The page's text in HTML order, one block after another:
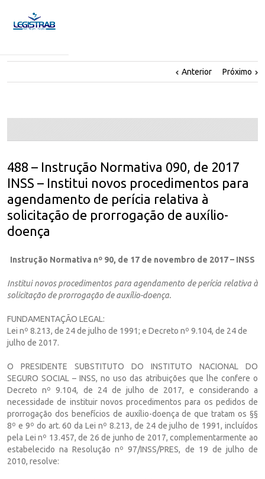
Anterior Próximo
488 – Instrução Normativa 090, de 2017
INSS – Institui novos procedimentos para
agendamento de perícia relativa à
solicitação de prorrogação de auxílio-
doença
Instrução Normativa nº 90, de 17 de novembro de 2017 – INSS
Institui novos procedimentos para agendamento de perícia relativa à
solicitação de prorrogação de auxílio-doença.
FUNDAMENTAÇÃO LEGAL:
Lei nº 8.213, de 24 de julho de 1991; e Decreto nº 9.104, de 24 de
julho de 2017.
O PRESIDENTE SUBSTITUTO DO INSTITUTO NACIONAL DO
SEGURO SOCIAL – INSS, no uso das atribuições que lhe confere o
Decreto nº 9.104, de 24 de julho de 2017, e considerando a
necessidade de instituir novos procedimentos para os pedidos de
prorrogação dos benefícios de auxílio-doença de que tratam os §§
8º e 9º do art. 60 da Lei nº 8.213, de 24 de julho de 1991, incluídos
pela Lei nº 13.457, de 26 de junho de 2017, complementarmente ao
estabelecido na Resolução nº 97/INSS/PRES, de 19 de julho de
2010, resolve: